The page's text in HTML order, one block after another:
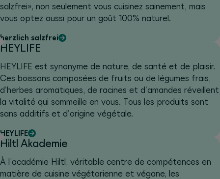
salzfrei», non seulement vous cuisinez sainement, mais
vous optez aussi pour un goût 100% naturel.
herzlich salzfrei
HEYLIFE
HEYLIFE est synonyme de nature, de santé et de plaisir.
Ces boissons composées de fruits ou de légumes frais,
d'herbes aromatiques, de racines et d'amandes réveillent
la vitalité qui sommeille en vous. Tous les produits sont
sans additifs et d'origine végétale.
HEYLIFE
Hiltl Akademie
À l’académie Hiltl, véritable centre de compétences en
matière de cuisine végétarienne et végane, les